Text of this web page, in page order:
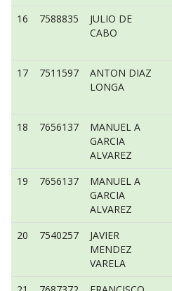
16
7588835
JULIO DE
CABO
17
7511597
ANTON DIAZ
LONGA
18
7656137
MANUEL A
GARCIA
ALVAREZ
19
7656137
MANUEL A
GARCIA
ALVAREZ
20
7540257
JAVIER
MENDEZ
VARELA